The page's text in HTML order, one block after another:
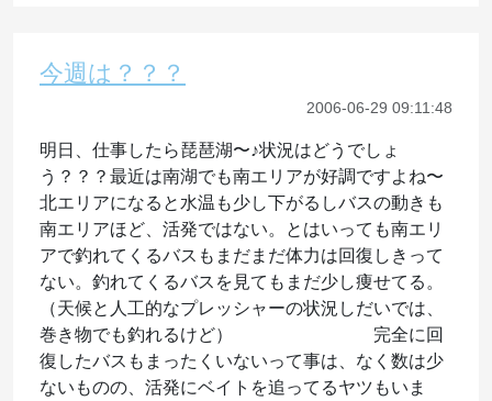
今週は？？？
2006-06-29 09:11:48
明日、仕事したら琵琶湖〜♪状況はどうでしょ
う？？？最近は南湖でも南エリアが好調ですよね〜
北エリアになると水温も少し下がるしバスの動きも
南エリアほど、活発ではない。とはいっても南エリ
アで釣れてくるバスもまだまだ体力は回復しきって
ない。釣れてくるバスを見てもまだ少し痩せてる。
（天候と人工的なプレッシャーの状況しだいでは、
巻き物でも釣れるけど） 完全に回
復したバスもまったくいないって事は、なく数は少
ないものの、活発にベイトを追ってるヤツもいま